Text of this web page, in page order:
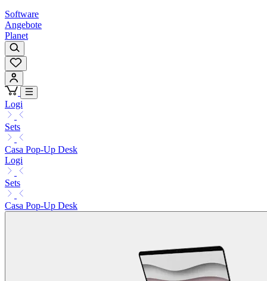
Software
Angebote
Planet
Logi
Sets
Casa Pop-Up Desk
Logi
Sets
Casa Pop-Up Desk